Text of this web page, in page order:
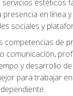
estéticos
en línea
sociales y
competencias de
comunicación,
y desarrollo
para trabajar